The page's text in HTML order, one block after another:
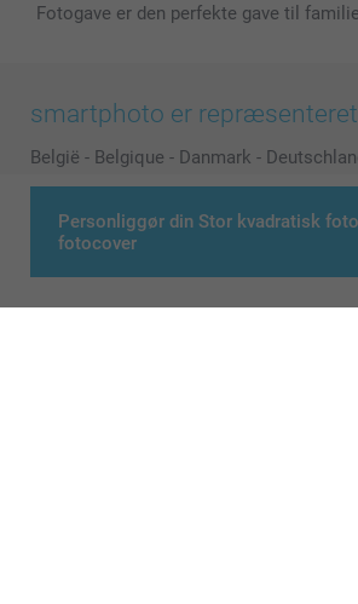
Personliggør din Stor kvadratisk
fotocover
Fotogave er den perfekte gave til
smartphoto er
België - Belgique - Danmark -
- Nederland - Norge - Österreich -
Switzerland - Suomi Sverige - United
Other Countries